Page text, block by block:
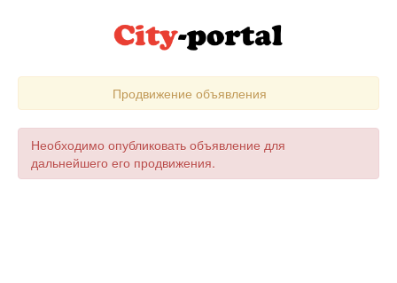
Продвижение объявления
Необходимо опубликовать объявление для
дальнейшего его продвижения.